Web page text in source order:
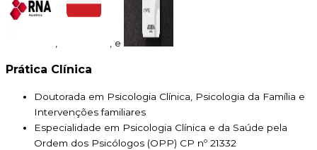
, e
Prática Clínica
Doutorada em Psicologia Clínica, Psicologia da Família e
Intervenções familiares
Especialidade em Psicologia Clínica e da Saúde pela
Ordem dos Psicólogos (OPP) CP nº 21332